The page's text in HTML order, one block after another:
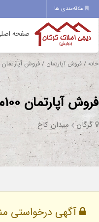
علاقه‌مندی ها
صفحه
خانه / فروش آپارتمان / فروش آپارتمان 100متری خیابان ششم بهمن
فروش آپارتمان 100متری خیابان ششم بهمن
گرگان میدان کاخ
آگهی درخواستی